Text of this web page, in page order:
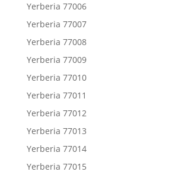
Yerberia 77006
Yerberia 77007
Yerberia 77008
Yerberia 77009
Yerberia 77010
Yerberia 77011
Yerberia 77012
Yerberia 77013
Yerberia 77014
Yerberia 77015